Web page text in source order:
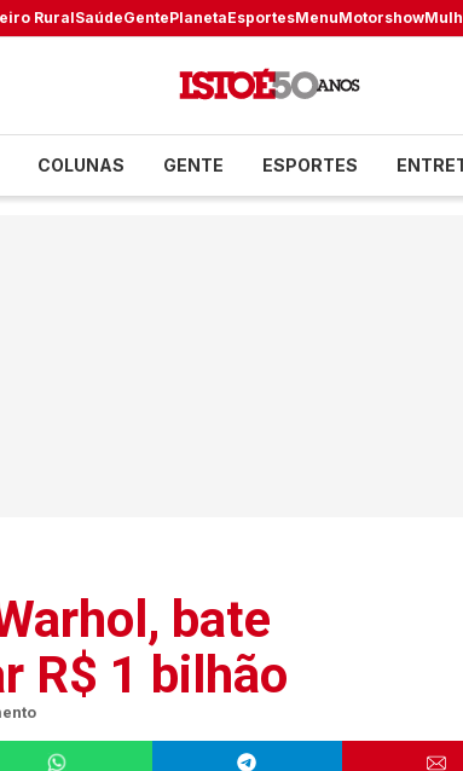
RuralSaúdeGentePlanetaEsportesMenuMotorshow
COLUNAS GENTE ESPORTES
bate
R$ 1 bilhão